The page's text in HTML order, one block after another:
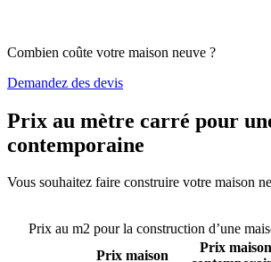
Combien coûte votre maison neuve ?
Demandez des devis
Prix au mètre carré pour
contemporaine
Vous souhaitez faire construire votre maison
Prix au m2 pour la construction d’une
Prix maison
Prix maison